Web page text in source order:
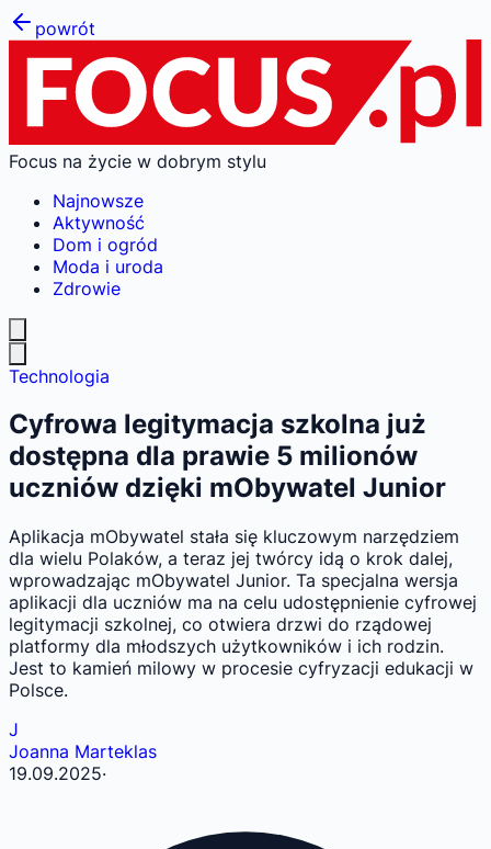
powrót
Focus na życie w dobrym stylu
Najnowsze
Aktywność
Dom i ogród
Moda i uroda
Zdrowie
Technologia
Cyfrowa legitymacja szkolna już
dostępna dla prawie 5 milionów
uczniów dzięki mObywatel Junior
Aplikacja mObywatel stała się kluczowym narzędziem
dla wielu Polaków, a teraz jej twórcy idą o krok dalej,
wprowadzając mObywatel Junior. Ta specjalna wersja
aplikacji dla uczniów ma na celu udostępnienie cyfrowej
legitymacji szkolnej, co otwiera drzwi do rządowej
platformy dla młodszych użytkowników i ich rodzin.
Jest to kamień milowy w procesie cyfryzacji edukacji w
Polsce.
J
Joanna Marteklas
19.09.2025·